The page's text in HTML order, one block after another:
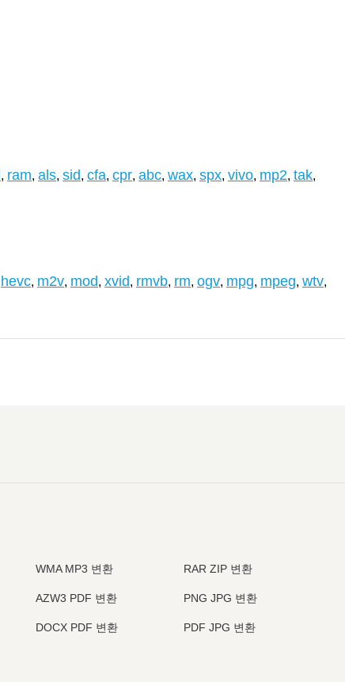
, ram, als, sid, cfa, cpr, abc, wax, spx, vivo, mp2, tak,
hevc, m2v, mod, xvid, rmvb, rm, ogv, mpg, mpeg, wtv,
WMA MP3 변환 RAR ZIP 변환
AZW3 PDF 변환 PNG JPG 변환
DOCX PDF 변환 PDF JPG 변환